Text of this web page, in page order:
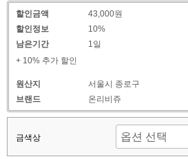
할인금액
43,000원
할인정보
10%
남은기간
1일
+ 10% 추가 할인
원산지
서울시 종로구
브랜드
온리비쥬
금색상